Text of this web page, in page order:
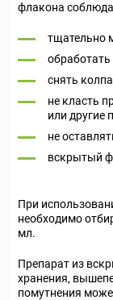
флакона
тщательно
снять
не класть
или другие
не
вскрытый
При
необходимо
мл.
Препарат из
хранения,
помутнения